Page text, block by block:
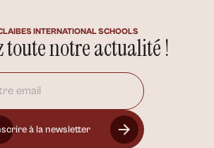
INTERNATIONAL SCHOOLS
toute notre actualité !
à la newsletter